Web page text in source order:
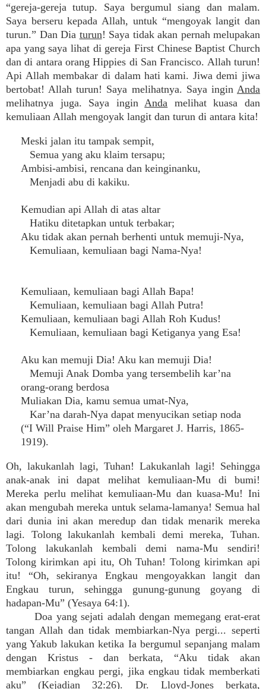
“gereja-gereja tutup. Saya bergumul siang dan malam.
Saya berseru kepada Allah, untuk “mengoyak langit dan
turun.” Dan Dia turun! Saya tidak akan pernah melupakan
apa yang saya lihat di gereja First Chinese Baptist Church
dan di antara orang Hippies di San Francisco. Allah turun!
Api Allah membakar di dalam hati kami. Jiwa demi jiwa
bertobat! Allah turun! Saya melihatnya. Saya ingin Anda
melihatnya juga. Saya inginAnda melihat kuasa dan
kemuliaan Allah mengoyak langit dan turun di antara kita!
Meski jalan itu tampak sempit,
Semua yang aku klaim tersapu;
Ambisi-ambisi, rencana dan keinginanku,
Menjadi abu di kakiku.
Kemudian api Allah di atas altar
Hatiku ditetapkan untuk terbakar;
Aku tidak akan pernah berhenti untuk memuji-Nya,
Kemuliaan, kemuliaan bagi Nama-Nya!
Kemuliaan, kemuliaan bagi Allah Bapa!
Kemuliaan, kemuliaan bagi Allah Putra!
Kemuliaan, kemuliaan bagi Allah Roh Kudus!
Kemuliaan, kemuliaan bagi Ketiganya yang Esa!
Aku kan memuji Dia! Aku kan memuji Dia!
Memuji Anak Domba yang tersembelih kar’na
orang-orang berdosa
Muliakan Dia, kamu semua umat-Nya,
Kar’na darah-Nya dapat menyucikan setiap noda
(“I Will Praise Him” oleh Margaret J. Harris, 1865-
1919).
Oh, lakukanlah lagi, Tuhan! Lakukanlah lagi! Sehingga
anak-anak ini dapat melihat kemuliaan-Mu di bumi!
Mereka perlu melihat kemuliaan-Mu dan kuasa-Mu! Ini
akan mengubah mereka untuk selama-lamanya! Semua hal
dari dunia ini akan meredup dan tidak menarik mereka
lagi. Tolong lakukanlah kembali demi mereka, Tuhan.
Tolong lakukanlah kembali demi nama-Mu sendiri!
Tolong kirimkan api itu, Oh Tuhan! Tolong kirimkan api
itu! “Oh, sekiranya Engkau mengoyakkan langit dan
Engkau turun, sehingga gunung-gunung goyang di
hadapan-Mu” (Yesaya 64:1).
Doa yang sejati adalah dengan memegang erat-erat
tangan Allah dan tidak membiarkan-Nya pergi... seperti
yang Yakub lakukan ketika Ia bergumul sepanjang malam
dengan Kristus - dan berkata, “Aku tidak akan
membiarkan engkau pergi, jika engkau tidak memberkati
aku” (Kejadian 32:26). Dr. Lloyd-Jones berkata,